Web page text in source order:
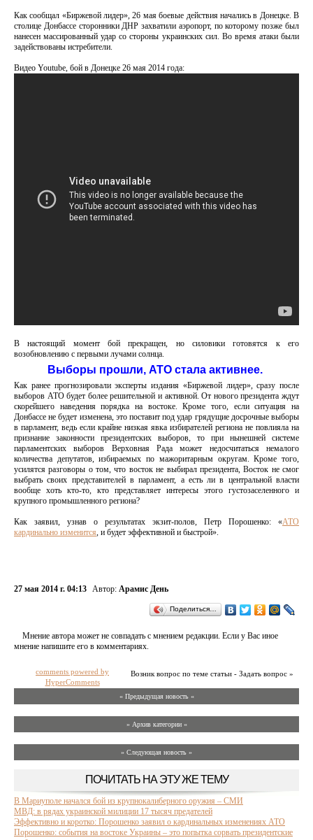
Как сообщал «Биржевой лидер», 26 мая боевые действия начались в Донецке. В
столице Донбассе сторонники ДНР захватили аэропорт, по которому позже был
нанесен массированный удар со стороны украинских сил. Во время атаки были
задействованы истребители.
Видео Youtube, бой в Донецке 26 мая 2014 года:
В настоящий момент бой прекращен, но силовики готовятся к его
возобновлению с первыми лучами солнца.
Выборы прошли, АТО стала активнее.
Как ранее прогнозировали эксперты издания «Биржевой лидер», сразу после
выборов АТО будет более решительной и активной. От нового президента ждут
скорейшего наведения порядка на востоке. Кроме того, если ситуация на
Донбассе не будет изменена, это поставит под удар грядущие досрочные выборы
в парламент, ведь если крайне низкая явка избирателей региона не повлияла на
признание законности президентских выборов, то при нынешней системе
парламентских выборов Верховная Рада может недосчитаться немалого
количества депутатов, избираемых по мажоритарным округам. Кроме того,
усилятся разговоры о том, что восток не выбирал президента, Восток не смог
выбрать своих представителей в парламент, а есть ли в центральной власти
вообще хоть кто-то, кто представляет интересы этого густозаселенного и
крупного промышленного региона?
Как заявил, узнав о результатах экзит-полов, Петр Порошенко: «АТО
кардинально изменится, и будет эффективной и быстрой».
27 мая 2014 г. 04:13 Автор: Арамис День
Поделиться…
Мнение автора может не совпадать с мнением редакции. Если у Вас иное
мнение напишите его в комментариях.
Возник вопрос по теме статьи - Задать вопрос »
comments powered by
HyperComments
« Предыдущая новость «
» Архив категории «
» Следующая новость »
ПОЧИТАТЬ НА ЭТУ ЖЕ ТЕМУ
В Мариуполе начался бой из крупнокалиберного оружия – СМИ
МВД: в рядах украинской милиции 17 тысяч предателей
Эффективно и коротко: Порошенко заявил о кардинальных изменениях АТО
Порошенко: события на востоке Украины – это попытка сорвать президентские